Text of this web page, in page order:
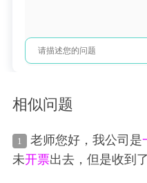
相似问题
1 老师您好，我公司是
未开票出去，但是收到了